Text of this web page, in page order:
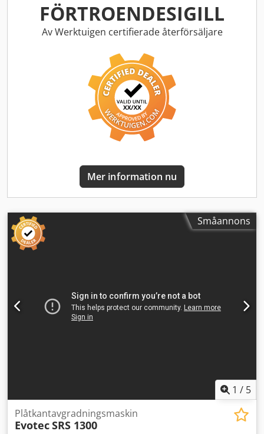
FÖRTROENDESIGILL
Av Werktuigen certifierade återförsäljare
Mer information nu
Småannons
1 / 5
Plåtkantavgradningsmaskin
EvotecSRS 1300